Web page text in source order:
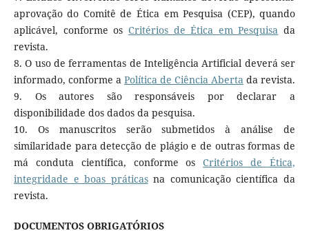
aprovação do Comitê de Ética em Pesquisa (CEP), quando
aplicável, conforme os Critérios de Ética em Pesquisa da
revista.
8. O uso de ferramentas de Inteligência Artificial deverá ser
informado, conforme a Política de Ciência Abertada revista.
9. Os autores são responsáveis por declarar a
disponibilidade dos dados da pesquisa.
10. Os manuscritos serão submetidos à análise de
similaridade para detecção de plágio e de outras formas de
má conduta científica, conforme osCritérios de Ética,
integridade e boas práticasna comunicação científica da
revista.
DOCUMENTOS OBRIGATÓRIOS